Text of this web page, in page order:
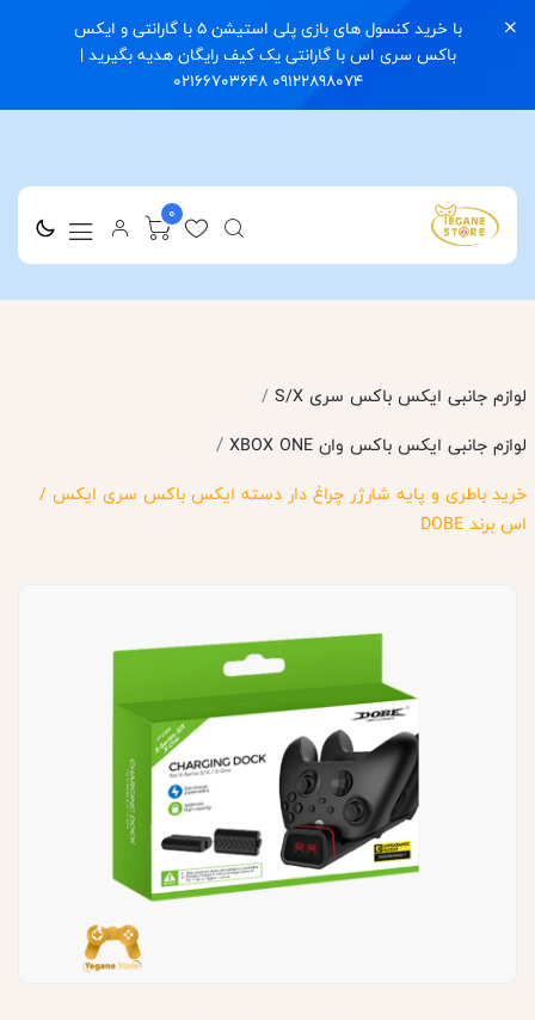
با خرید کنسول های بازی پلی استیشن 5 با گارانتی و ایکس
باکس سری اس با گارانتی یک کیف رایگان هدیه بگیرید |
09122898074 02166703648
0
لوازم جانبی ایکس باکس سری S/X
/
لوازم جانبی ایکس باکس وان XBOX ONE
/
خرید باطری و پایه شارژر چراغ دار دسته ایکس باکس سری ایکس /
اس برند DOBE